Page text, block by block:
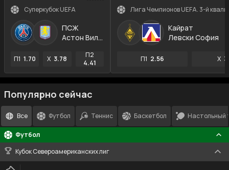
Суперкубок UEFA
ПСЖ
Астон Вилла
П1 1.70 X 3.78
П2
4.41
Лига Чемпионов UEFA. 3-й
Кайрат
Левски София
П1 2.56 X
Популярно сейчас
Все Футбол Теннис Баскетбол Настольный
Футбол
Кубок Североамериканских лиг